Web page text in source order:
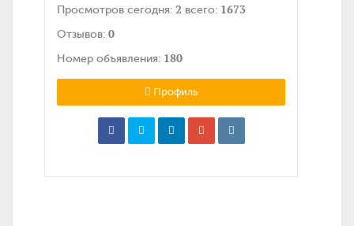
Просмотров сегодня: 2 всего: 1673
Отзывов: 0
Номер объявления: 180
Профиль